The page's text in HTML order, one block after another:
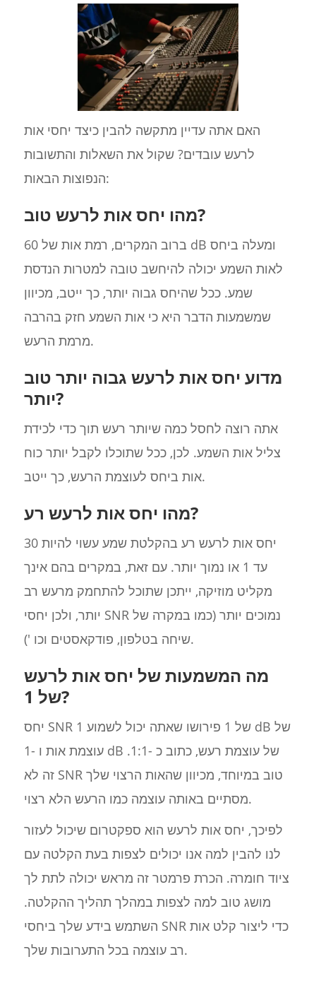
האם אתה עדיין מתקשה להבין כיצד יחסי אות
לרעש עובדים? שקול את השאלות והתשובות
הנפוצות הבאות:
מהו יחס אות לרעש טוב?
ברוב המקרים, רמת אות של 60 dB ומעלה ביחס
לאות השמע יכולה להיחשב טובה למטרות הנדסת
שמע. ככל שהיחס גבוה יותר, כך ייטב, מכיוון
שמשמעות הדבר היא כי אות השמע חזק בהרבה
מרמת הרעש.
מדוע יחס אות לרעש גבוה יותר טוב
יותר?
אתה רוצה לחסל כמה שיותר רעש תוך כדי לכידת
צליל אות השמע. לכן, ככל שתוכלו לקבל יותר כוח
אות ביחס לעוצמת הרעש, כך ייטב.
מהו יחס אות לרעש רע?
יחס אות לרעש רע בהקלטת שמע עשוי להיות 30
עד 1 או נמוך יותר. עם זאת, במקרים בהם אינך
מקליט מוזיקה, ייתכן שתוכל להתחמק מרעש רב
יותר, ולכן יחסי SNR נמוכים יותר (כמו במקרה של
שיחה בטלפון, פודקאסטים וכו ').
מה המשמעות של יחס אות לרעש
של 1?
יחס SNR של 1 פירושו שאתה יכול לשמוע 1 dB של
עוצמת אות ו -1 dB של עוצמת רעש, כתוב כ -1:1.
זה לא SNR טוב במיוחד, מכיוון שהאות הרצוי שלך
מסתיים באותה עוצמה כמו הרעש הלא רצוי.
לפיכך, יחס אות לרעש הוא ספקטרום שיכול לעזור
לנו להבין למה אנו יכולים לצפות בעת הקלטה עם
ציוד חומרה. הכרת פרמטר זה מראש יכולה לתת לך
מושג טוב למה לצפות במהלך תהליך ההקלטה.
השתמש בידע שלך ביחסי SNR כדי ליצור קלט אות
רב עוצמה בכל התערובות שלך.